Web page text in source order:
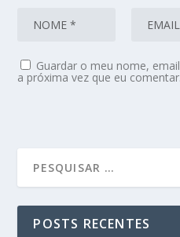
Guardar o meu nome,
a próxima vez que eu comentar.
POSTS RECENTES